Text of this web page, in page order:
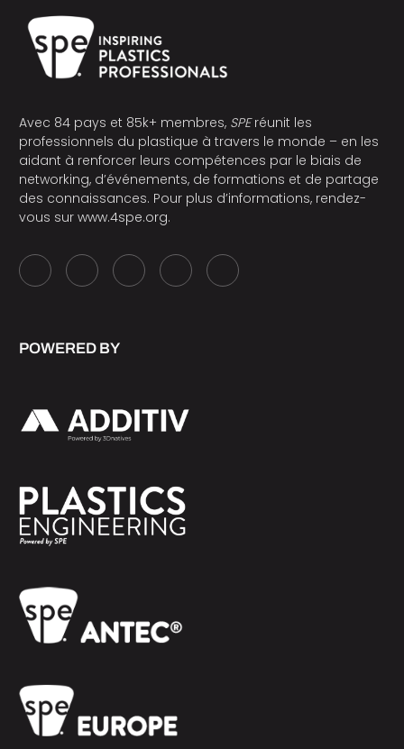
Avec 84 pays et 85k+ membres, SPEréunit les
professionnels du plastique à travers le monde – en les
aidant à renforcer leurs compétences par le biais de
networking, d’événements, de formations et de partage
des connaissances. Pour plus d’informations, rendez-
vous sur www.4spe.org.
POWERED BY